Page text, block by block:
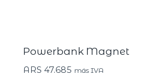
Powerbank Magnet
ARS 47.685 más IVA